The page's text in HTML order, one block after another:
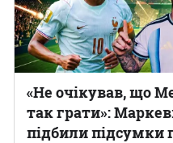
«Не очікував, що
так грати»:
підбили підсумки